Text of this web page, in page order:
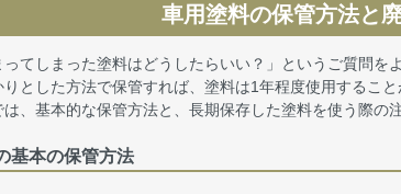
車用塗料の保管方法と
ってしまった塗料はどうしたらいい？」というご質問を
りとした方法で保管すれば、塗料は1年程度使用すること
は、基本的な保管方法と、長期保存した塗料を使う際の
基本の保管方法